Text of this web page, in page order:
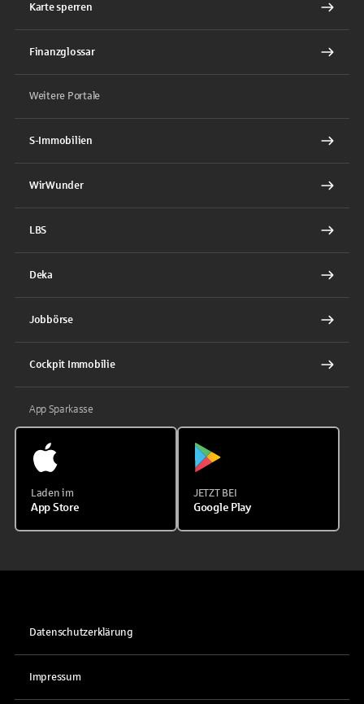
Karte sperren
Finanzglossar
Weitere Portale
S-Immobilien
WirWunder
LBS
Deka
Jobbörse
Cockpit Immobilie
App Sparkasse
Laden im
App Store
JETZT BEI
Google Play
Datenschutzerklärung
Impressum